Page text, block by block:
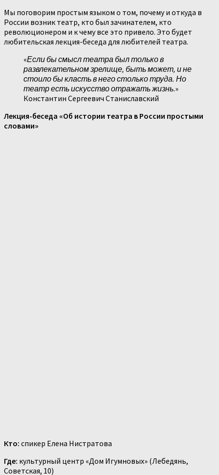
Мы поговорим простым языком о том, почему и откуда в
России возник театр, кто был зачинателем, кто
революционером и к чему все это привело. Это будет
любительская лекция-беседа для любителей театра.
«Если бы смысл театра был только в
развлекательном зрелище, быть может, и не
стоило бы класть в него столько труда. Но
театр есть искусство отражать жизнь.»
Константин Сергеевич Станиславский
Лекция-беседа «Об истории театра в России простыми
словами»
Кто: спикер Елена Нистратова
Где: культурный центр «Дом Игумновых» (Лебедянь,
Советская, 10)